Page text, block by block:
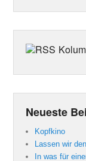
Blog-
Posts
Neueste
Kopfkino
Lassen wir
In was für